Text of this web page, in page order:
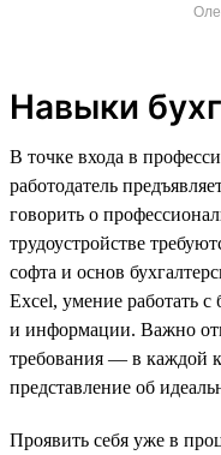
Навыки
В точке входа в
работодатель
говорить о
трудоустройстве
софта и основ
Excel, умение работать
и информации. Важно
требования — в каждой
представление об
Проявить себя уже в